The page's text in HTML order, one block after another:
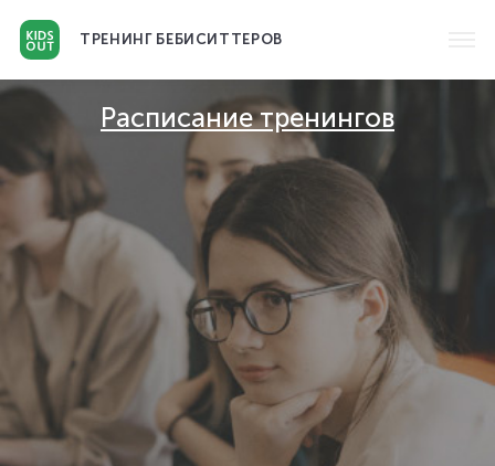
ТРЕНИНГ БЕБИСИТТЕРОВ
Расписание тренингов